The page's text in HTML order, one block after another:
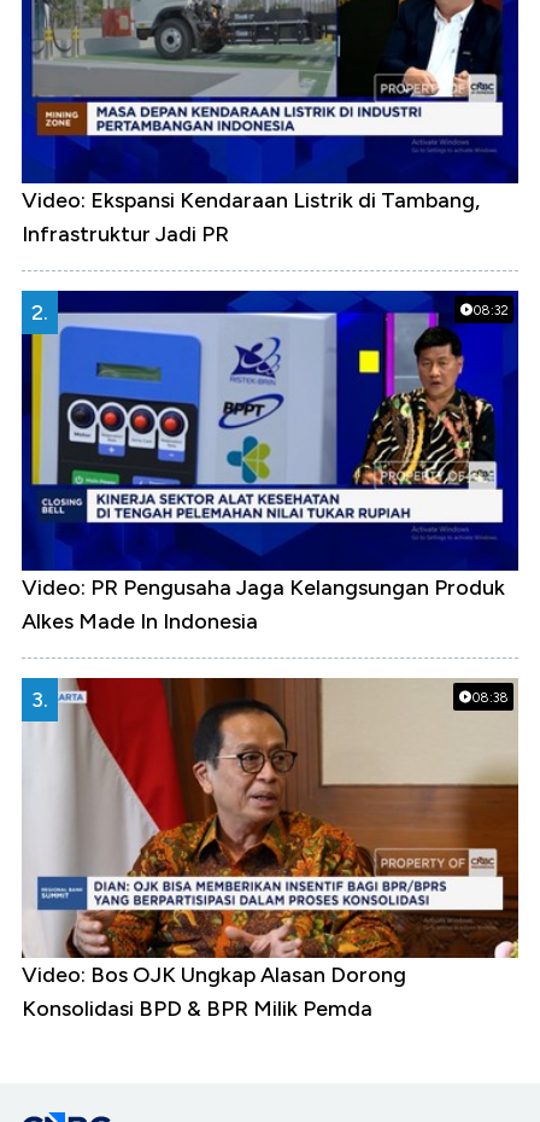
Video: Ekspansi Kendaraan Listrik di Tambang,
Infrastruktur Jadi PR
08:32
2.
Video: PR Pengusaha Jaga Kelangsungan Produk
Alkes Made In Indonesia
08:38
3.
Video: Bos OJK Ungkap Alasan Dorong
Konsolidasi BPD & BPR Milik Pemda